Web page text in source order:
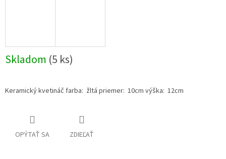
Skladom (5 ks)
Keramický kvetináč farba: žltá priemer: 10cm výška: 12cm
OPÝTAŤ SA ZDIEĽAŤ